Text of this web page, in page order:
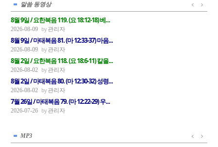
말씀 동영상
8월 9일 / 요한복음 119. (요 18:12-18) 베...
2026-08-09 관리자
8월 9일 / 마태복음 81. (마 12:33-37) 마음...
2026-08-09 관리자
8월 2일 / 요한복음 118. (요 18:6-11) 칼을...
2026-08-02 관리자
8월 2일 / 마태복음 80. (마 12:30-32) 성령...
2026-08-02 관리자
7월 26일 / 마태복음 79. (마 12:22-29) 우...
2026-07-26 관리자
MP3